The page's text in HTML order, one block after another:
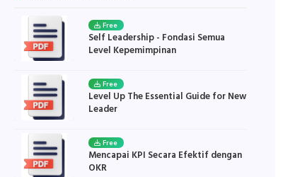
Free
Self Leadership - Fondasi Semua
Level Kepemimpinan
Free
Level Up The Essential Guide for New
Leader
Free
Mencapai KPI Secara Efektif dengan
OKR